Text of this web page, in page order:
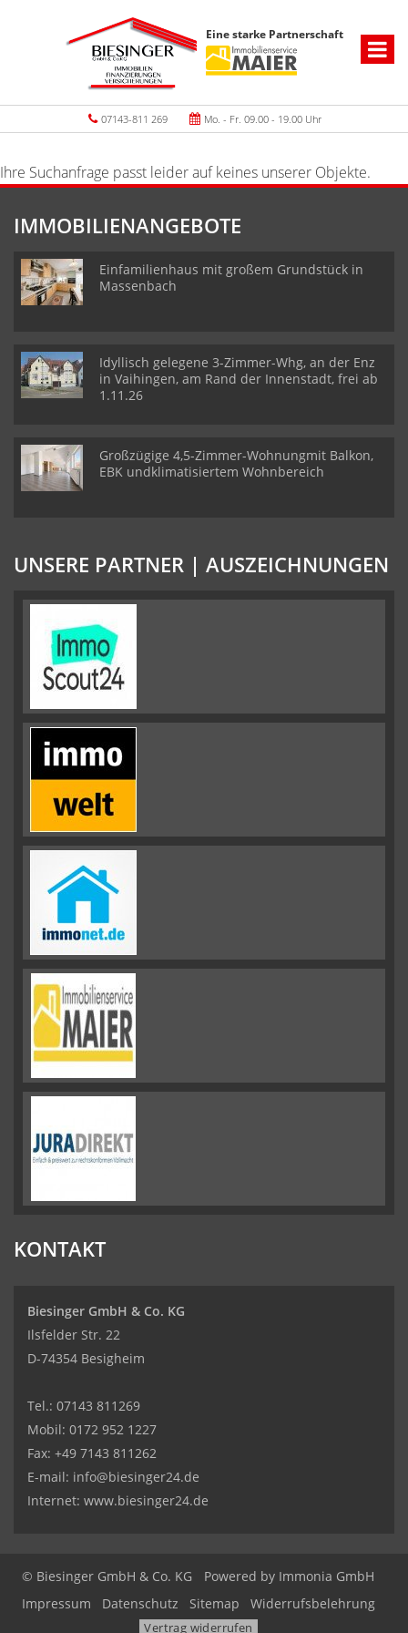
Eine starke Partnerschaft
07143-811 269 Mo. - Fr. 09.00 - 19.00 Uhr
Ihre Suchanfrage passt leider auf keines unserer Objekte.
IMMOBILIENANGEBOTE
Einfamilienhaus mit großem Grundstück in
Massenbach
Idyllisch gelegene 3-Zimmer-Whg, an der Enz
in Vaihingen, am Rand der Innenstadt, frei ab
1.11.26
Großzügige 4,5-Zimmer-Wohnungmit Balkon,
EBK undklimatisiertem Wohnbereich
UNSERE PARTNER | AUSZEICHNUNGEN
KONTAKT
Biesinger GmbH & Co. KG
Ilsfelder Str. 22
D-74354 Besigheim
Tel.: 07143 811269
Mobil: 0172 952 1227
Fax: +49 7143 811262
E-mail: info@biesinger24.de
Internet: www.biesinger24.de
© Biesinger GmbH & Co. KG Powered by Immonia GmbH
Impressum
Datenschutz Sitemap Widerrufsbelehrung
Vertrag widerrufen